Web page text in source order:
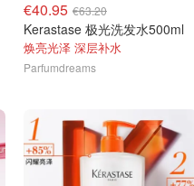
€40.95 €63.20
Kerastase 极光洗发水500ml
焕亮光泽 深层补水
Parfumdreams